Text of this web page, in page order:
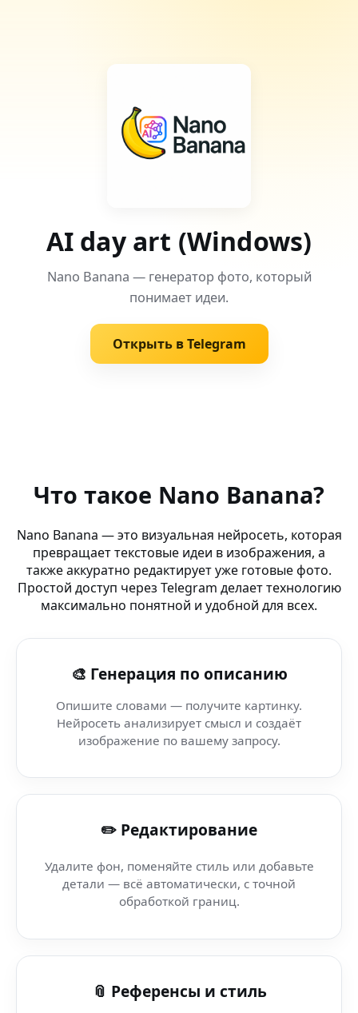
AI day art (Windows)
Nano Banana — генератор фото, который
понимает идеи.
Открыть в Telegram
Нейросеть AI Бот — MagicEdit — вдохновляйся Nano
AI Трансформер Фото (AI-бот) — AI-редактор без
Nano Banana AI Генератор — Leonardo AI — AI-
AI Постер Бот (веб-приложение Nano Banana) — AI-
AI snow art (AI-приложение) — мгновенно и
AI комикс стиль (Nano Banana App) — генерация
AI day art (Firefox Mobile) — безопасный AI-сервис
AI day art (MOV) — качественный результат без
Что такое Nano Banana?
Nano Banana — это визуальная нейросеть, которая
превращает текстовые идеи в изображения, а
также аккуратно редактирует уже готовые фото.
Простой доступ через Telegram делает технологию
максимально понятной и удобной для всех.
🎨 Генерация по описанию
Опишите словами — получите картинку.
Нейросеть анализирует смысл и создаёт
изображение по вашему запросу.
✏️ Редактирование
Удалите фон, поменяйте стиль или добавьте
детали — всё автоматически, с точной
обработкой границ.
📎 Референсы и стиль